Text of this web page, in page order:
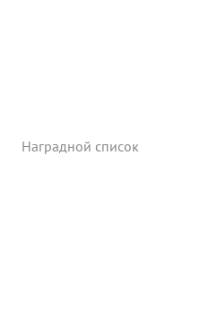
Наградной список